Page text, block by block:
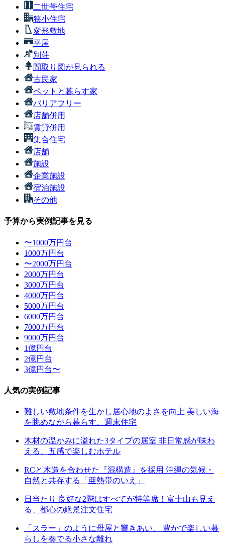
二世帯住宅
狭小住宅
変形敷地
平屋
別荘
間取り図が見られる
古民家
ペットと暮らす家
バリアフリー
店舗併用
賃貸併用
集合住宅
店舗
施設
企業施設
宿泊施設
その他
予算から実例記事を見る
〜1000万円台
1000万円台
〜2000万円台
2000万円台
3000万円台
4000万円台
5000万円台
6000万円台
7000万円台
9000万円台
1億円台
2億円台
3億円台〜
人気の実例記事
難しい敷地条件を生かし居心地のよさを向上 美しい海
を眺めながら暮らす、週末住宅
木材の温かみに溢れた3タイプの居室 非日常感が味わ
える、五感で楽しむホテル
RCと木造を合わせた『混構造』を採用 沖縄の気候・
自然と共存する「亜熱帯のいえ」
日当たり 良好な2階はすべてが特等席！富士山も見え
る、都心の絶景注文住宅
「スラー」のように母屋と響きあい、 豊かで楽しい暮
らしを奏でる小さな離れ